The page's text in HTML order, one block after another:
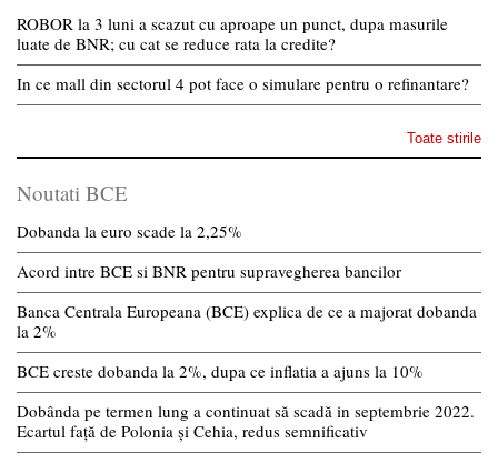
ROBOR la 3 luni a scazut cu aproape un punct, dupa masurile
luate de BNR; cu cat se reduce rata la credite?
In ce mall din sectorul 4 pot face o simulare pentru o refinantare?
Toate stirile
Noutati BCE
Dobanda la euro scade la 2,25%
Acord intre BCE si BNR pentru supravegherea bancilor
Banca Centrala Europeana (BCE) explica de ce a majorat dobanda
la 2%
BCE creste dobanda la 2%, dupa ce inflatia a ajuns la 10%
Dobânda pe termen lung a continuat să scadă in septembrie 2022.
Ecartul față de Polonia și Cehia, redus semnificativ